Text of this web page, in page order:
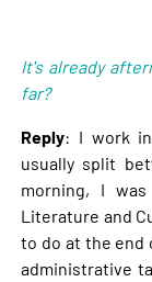
It's already
far?
Reply: I work
usually split
morning, I
Literature and
to do at the end
administrative